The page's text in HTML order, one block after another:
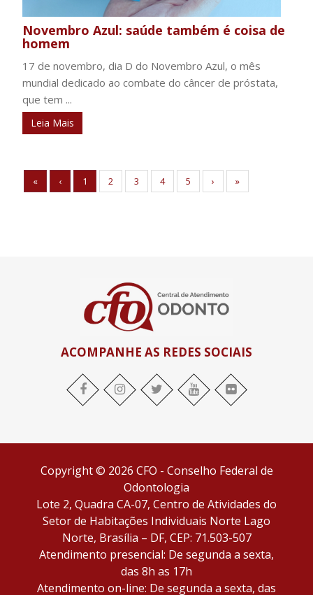
Novembro Azul: saúde também é coisa de
homem
17 de novembro, dia D do Novembro Azul, o mês
mundial dedicado ao combate do câncer de próstata,
que tem ...
Leia Mais
« ‹ 1 2 3 4 5 › »
ACOMPANHE AS REDES SOCIAIS
Copyright © 2026 CFO - Conselho Federal de
Odontologia
Lote 2, Quadra CA-07, Centro de Atividades do
Setor de Habitações Individuais Norte Lago
Norte, Brasília – DF, CEP: 71.503-507
Atendimento presencial: De segunda a sexta,
das 8h as 17h
Atendimento on-line: De segunda a sexta, das